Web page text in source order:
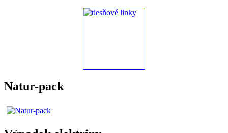
Natur-pack